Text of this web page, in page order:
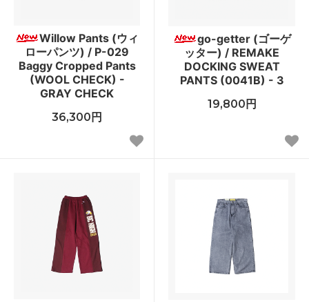
Willow Pants (ウィ
ローパンツ) / P-029
Baggy Cropped Pants
(WOOL CHECK) -
GRAY CHECK
36,300円
go-getter (ゴーゲ
ッター) / REMAKE
DOCKING SWEAT
PANTS (0041B) - 3
19,800円